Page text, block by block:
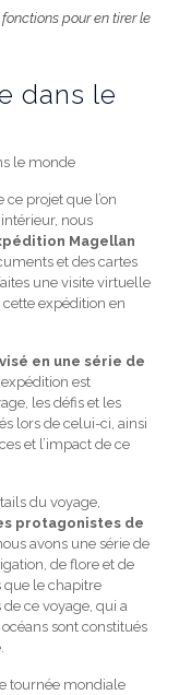
pour en tirer le
dans le
projet que l’on
nous
Magellan
et des cartes
une visite virtuelle
expédition en
en une série de
est
les défis et les
lors de celui-ci, ainsi
et l’impact de ce
du voyage,
protagonistes de
avons une série de
de flore et de
que le chapitre
ce voyage, qui a
sont constitués